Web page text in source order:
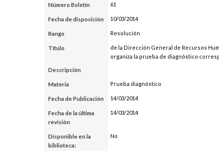
Número Boletín 61
Fecha de disposición 10/03/2014
Rango Resolución
Título
de la Dirección General de Recursos
organiza la prueba de diagnóstico
Descripción
Materia Prueba diagnóstico
Fecha de Publicación 14/03/2014
Fecha de la última
revisión
14/03/2014
Disponible en la
biblioteca:
No